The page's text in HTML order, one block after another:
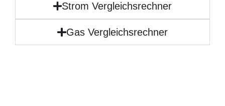
Strom Vergleichsrechner
Gas Vergleichsrechner